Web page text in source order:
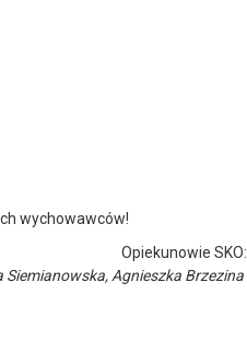
wychowawców!
Opiekunowie SKO:
Siemianowska, Agnieszka Brzezina